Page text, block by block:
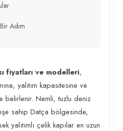
Adım
fiyatları ve modelleri,
yalıtım kapasitesine ve
belirlenir. Nemli, tuzlu deniz
sahip Datça bölgesinde,
yalıtımlı çelik kapılar en uzun